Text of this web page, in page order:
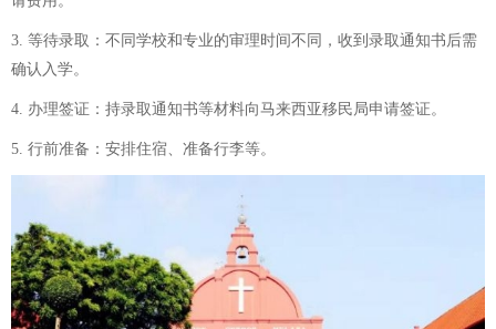
3. 等待录取：不同学校和专业的审理时间不同，收到录取通知书后需
确认入学。
4. 办理签证：持录取通知书等材料向马来西亚移民局申请签证。
5. 行前准备：安排住宿、准备行李等。